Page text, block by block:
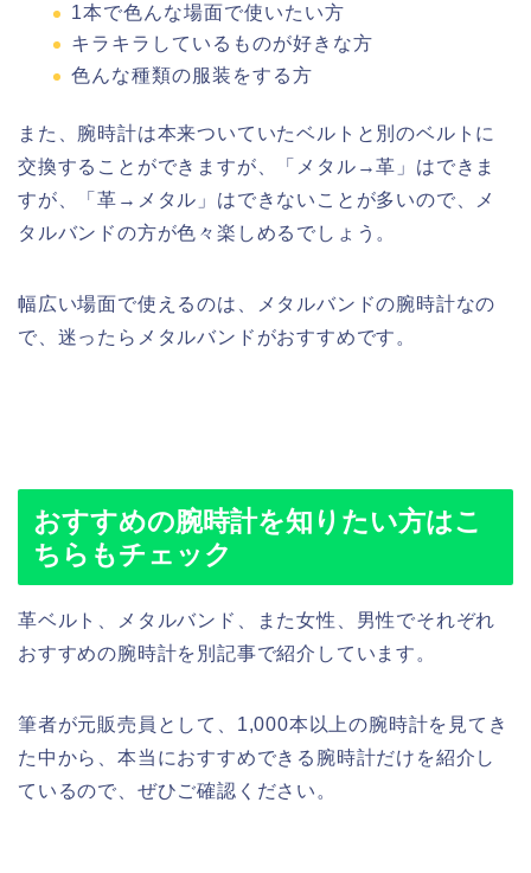
1本で色んな場面で使いたい方
キラキラしているものが好きな方
色んな種類の服装をする方
また、腕時計は本来ついていたベルトと別のベルトに
交換することができますが、「メタル→革」はできま
すが、「革→メタル」はできないことが多いので、メ
タルバンドの方が色々楽しめるでしょう。
幅広い場面で使えるのは、メタルバンドの腕時計なの
で、迷ったらメタルバンドがおすすめです。
おすすめの腕時計を知りたい方はこ
ちらもチェック
革ベルト、メタルバンド、また女性、男性でそれぞれ
おすすめの腕時計を別記事で紹介しています。
筆者が元販売員として、1,000本以上の腕時計を見てき
た中から、本当におすすめできる腕時計だけを紹介し
ているので、ぜひご確認ください。